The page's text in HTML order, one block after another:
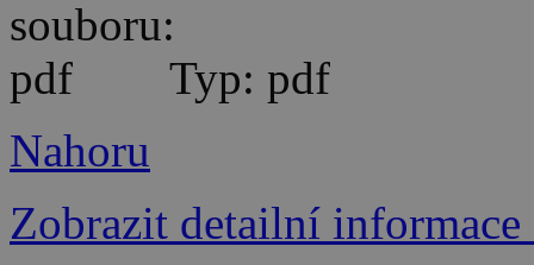
Typ: pdf
Nahoru
Zobrazit detailní informace